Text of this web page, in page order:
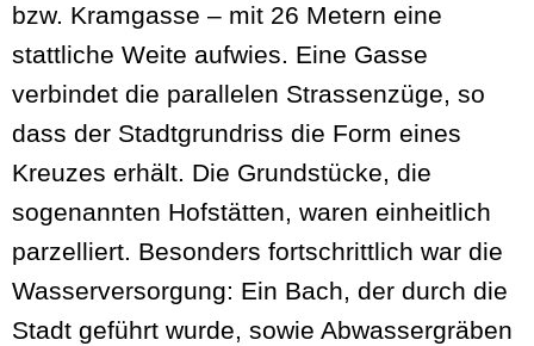
bzw. Kramgasse – mit 26 Metern eine
stattliche Weite aufwies. Eine Gasse
verbindet die parallelen Strassenzüge, so
dass der Stadtgrundriss die Form eines
Kreuzes erhält. Die Grundstücke, die
sogenannten Hofstätten, waren einheitlich
parzelliert. Besonders fortschrittlich war die
Wasserversorgung: Ein Bach, der durch die
Stadt geführt wurde, sowie Abwassergräben